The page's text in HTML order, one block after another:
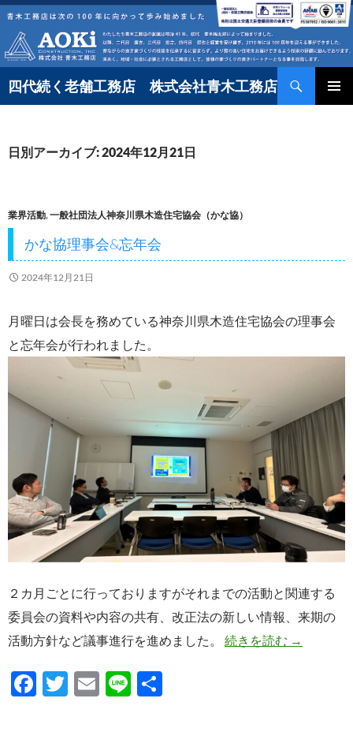
コ
テ
ン
ツ
ス
プ
四代続く老舗工務店 株式会社青木工務店
検
索
日別アーカイブ: 2024年12月21日
業界活動,一般社団法人神奈川県木造住宅協会（かな協）
かな協理事会&忘年会
2024年12月21日
月曜日は会長を務めている神奈川県木造住宅協会の理事会
と忘年会が行われました。
２カ月ごとに行っておりますがそれまでの活動と関連する
委員会の資料や内容の共有、改正法の新しい情報、来期の
活動方針など議事進行を進めました。 続きを読む かな協理
→
F
T
E
Li